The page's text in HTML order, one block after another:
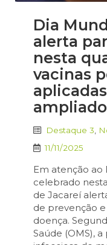
Dia
alerta
nesta
vacinas
ampliado
Destaque 3
11/11/2025
Em atenção ao
celebrado
de Jacareí
de prevenção
doença.
Saúde (OMS),